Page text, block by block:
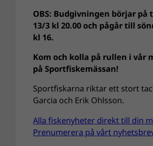
OBS: Budgivningen börjar på
13/3 kl 20.00 och pågår till
kl 16.
Kom och kolla på rullen i vår
på Sportfiskemässan!
Sportfiskarna riktar ett stort
Garcia och Erik Ohlsson.
Alla fiskenyheter direkt till din
Prenumerera på vårt